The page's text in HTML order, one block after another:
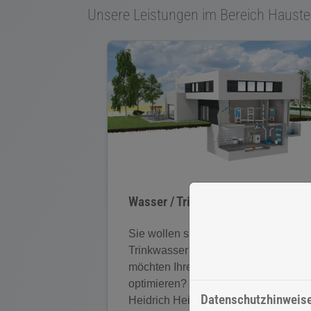
Unsere Leistungen im Bereich
Wasser / Trinkwasser
Sie wollen sicher sein, dass Ihr
Trinkwasser immer sauber ist oder
möchten Ihren Wasserverbrauch
optimieren? Dann sprechen Sie mit
Heidrich Heizungsbau GmbH.